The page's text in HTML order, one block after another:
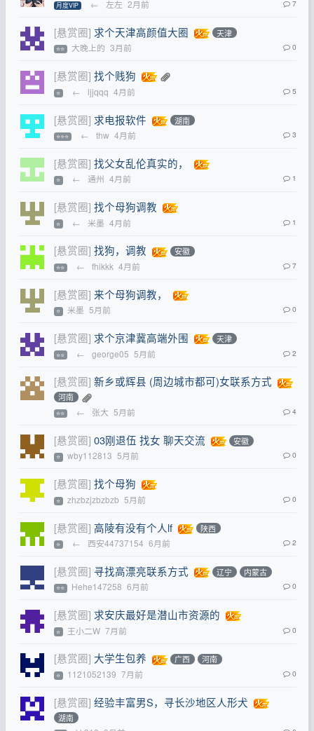
月度VIP ← 左左 2月前 7
[悬赏圈] 求个天津高颜值大圈 天津
⭐⭐ 大晚上的 3月前 0
[悬赏圈] 找个贱狗
⭐ ← ljjqqq 4月前 5
[悬赏圈] 求电报软件 湖南
⭐⭐⭐ ← thw 4月前 3
[悬赏圈] 找父女乱伦真实的，
⭐ ← 通州 4月前 1
[悬赏圈] 找个母狗调教
⭐ ← 米墨 4月前 1
[悬赏圈] 找狗，调教 安徽
⭐⭐ ← fhikkk 4月前 7
[悬赏圈] 来个母狗调教，
⭐ 米墨 5月前 0
[悬赏圈] 求个京津冀高端外围 天津
⭐⭐ ← george05 5月前 2
[悬赏圈] 新乡或辉县 (周边城市都可)女联系方式
河南
⭐⭐ ← 张大 5月前 4
[悬赏圈] 03刚退伍 找女 聊天交流 安徽
⭐ wby112813 5月前 0
[悬赏圈] 找个母狗
⭐ zhzbzjzbzbzb 5月前 0
[悬赏圈] 高陵有没有个人lf 陕西
⭐ ← 西安44737154 6月前 2
[悬赏圈] 寻找高漂亮联系方式 辽宁 内蒙古
⭐⭐ Hehe147258 6月前 0
[悬赏圈] 求安庆最好是潜山市资源的
⭐ 王小二W 7月前 0
[悬赏圈] 大学生包养 广西 河南
⭐ 1121052139 7月前 0
[悬赏圈] 经验丰富男S，寻长沙地区人形犬
湖南